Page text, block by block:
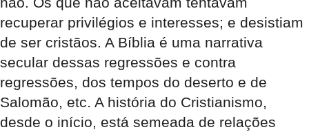
recuperar privilégios e interesses; e desistiam
de ser cristãos. A Bíblia é uma narrativa
secular dessas regressões e contra
regressões, dos tempos do deserto e de
Salomão, etc. A história do Cristianismo,
desde o início, está semeada de relações